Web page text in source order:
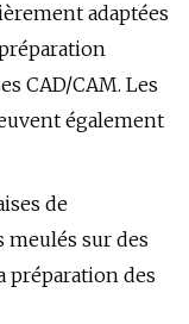
adaptées
CAD/CAM. Les
également
de
sur des
préparation des